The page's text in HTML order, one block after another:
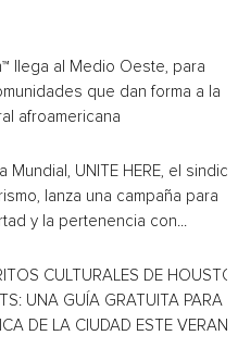
llega al Medio Oeste, para
que dan forma a la
afroamericana
Mundial, UNITE HERE, el
lanza una campaña para
y la pertenencia con...
CULTURALES DE
UNA GUÍA GRATUITA PARA
DE LA CIUDAD ESTE